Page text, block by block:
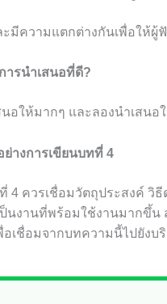
มีความแตกต่างกันเพื่อให้ผู้
ารนำเสนอที่ดี?
อให้มากๆ และลองนำเสน
างการเขียนบทที่ 4
4 ควรเชื่อมวัตถุประสงค์ วิ
นงานที่พร้อมใช้งานมากขึ้น
อเชื่อมจากบทความนี้ไปยังบ